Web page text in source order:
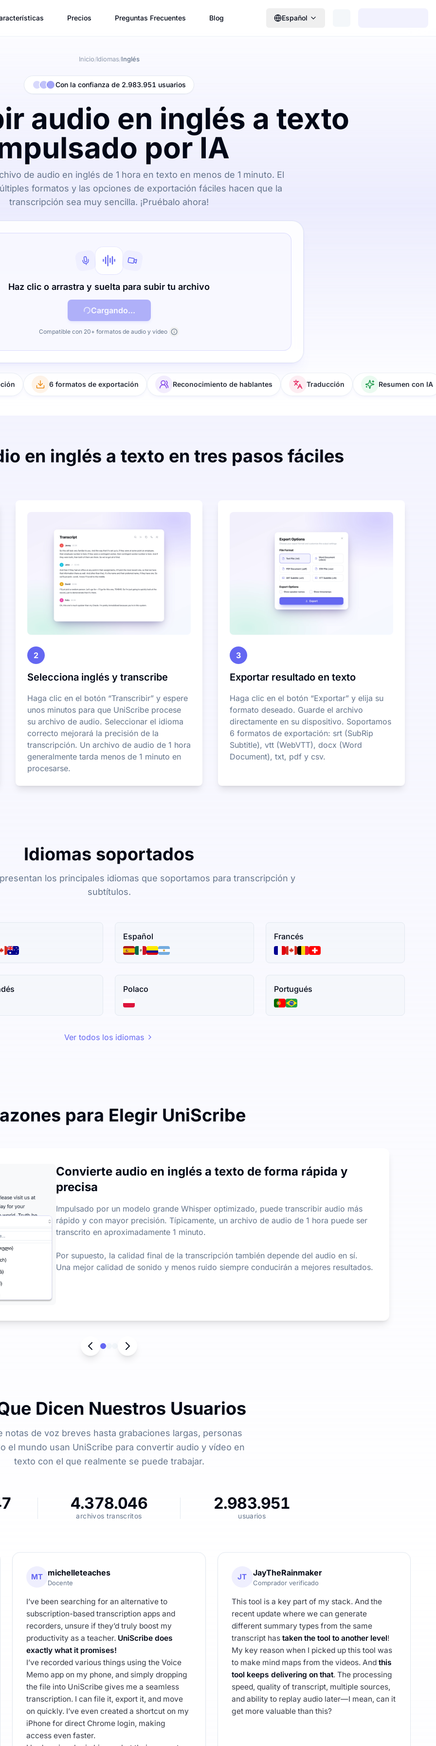
Precios Preguntas Frecuentes Blog Español
Inicio/Idiomas/Inglés
Con la confianza de 2.983.951 usuarios
audio en inglés a texto
por IA
de audio en inglés de 1 hora en texto en menos de 1 minuto. El
formatos y las opciones de exportación fáciles hacen que la
transcripción sea muy sencilla. ¡Pruébalo ahora!
Haz clic o arrastra y suelta para subir tu archivo
Cargando...
Compatible con 20+ formatos de audio y video
6 formatos de exportación Reconocimiento de hablantes Traducción Resumen con IA
en inglés a texto en tres pasos fáciles
2
Selecciona inglés y transcribe
Haga clic en el botón “Transcribir” y espere
unos minutos para que UniScribe procese
su archivo de audio. Seleccionar el idioma
correcto mejorará la precisión de la
transcripción. Un archivo de audio de 1 hora
generalmente tarda menos de 1 minuto en
procesarse.
3
Exportar resultado en texto
Haga clic en el botón “Exportar” y elija su
formato deseado. Guarde el archivo
directamente en su dispositivo. Soportamos
6 formatos de exportación: srt (SubRip
Subtitle), vtt (WebVTT), docx (Word
Document), txt, pdf y csv.
Idiomas soportados
los principales idiomas que soportamos para transcripción y
subtítulos.
Español Francés
Polaco Portugués
Ver todos los idiomas
para Elegir UniScribe
cada mes, con un límite diario de 3 archivos. No hay restricciones en la longitud o tamaño de los archivos, lo
Texto
y puntos clave a partir de archivos de audio y video, ayudándole a extraer rápidamente la información más
Convierte audio en inglés a texto de forma rápida y
precisa
Impulsado por un modelo grande Whisper optimizado, puede transcribir audio más
rápido y con mayor precisión. Típicamente, un archivo de audio de 1 hora puede ser
transcrito en aproximadamente 1 minuto.
Por supuesto, la calidad final de la transcripción también depende del audio en sí.
Una mejor calidad de sonido y menos ruido siempre conducirán a mejores resultados.
Dicen Nuestros Usuarios
notas de voz breves hasta grabaciones largas, personas
el mundo usan UniScribe para convertir audio y vídeo en
texto con el que realmente se puede trabajar.
4.378.046
archivos transcritos
2.983.951
usuarios
MT michelleteaches
Docente
I’ve been searching for an alternative to
subscription-based transcription apps and
recorders, unsure if they’d truly boost my
productivity as a teacher. UniScribe does
exactly what it promises!
I’ve recorded various things using the Voice
Memo app on my phone, and simply dropping
the file into UniScribe gives me a seamless
transcription. I can file it, export it, and move
on quickly. I’ve even created a shortcut on my
iPhone for direct Chrome login, making
access even faster.
JT JayTheRainmaker
Comprador verificado
This tool is a key part of my stack. And the
recent update where we can generate
different summary types from the same
transcript has taken the tool to another level!
My key reason when I picked up this tool was
to make mind maps from the videos. And this
tool keeps delivering on that. The processing
speed, quality of transcript, multiple sources,
and ability to replay audio later—I mean, can it
get more valuable than this?